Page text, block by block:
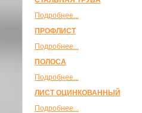
Подробнее...
ПРОФЛИСТ
Подробнее...
ПОЛОСА
Подробнее...
ЛИСТ ОЦИНКОВАННЫЙ
Подробнее...